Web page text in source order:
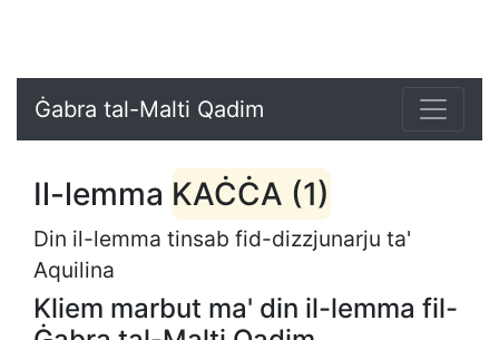
Ġabra tal-Malti Qadim
Il-lemma KAĊĊA (1)
Din il-lemma tinsab fid-dizzjunarju ta'
Aquilina
Kliem marbut ma' din il-lemma fil-